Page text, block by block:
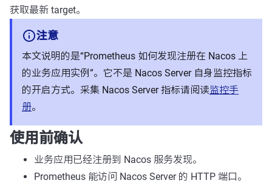
获取最新 target。
注意
本文说明的是“Prometheus 如何发现注册在 Nacos 上
的业务应用实例”。它不是 Nacos Server 自身监控指标
的开启方式。采集 Nacos Server 指标请阅读监控手
册。
使用前确认
业务应用已经注册到 Nacos 服务发现。
Prometheus 能访问 Nacos Server 的 HTTP 端口。